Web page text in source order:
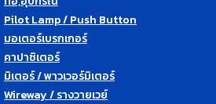
Pilot Lamp / Push Button
มอเตอร์เบรกเกอร์
คาปาซิเตอร์
มิเตอร์ / พาวเวอร์มิเตอร์
Wireway / รางวายเวย์